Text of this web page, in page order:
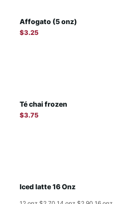
Affogato (5 onz)
$3.25
Té chai frozen
$3.75
Iced latte 16 Onz